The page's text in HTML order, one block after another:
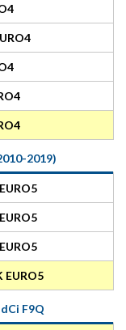
2019)
EURO5
F9Q